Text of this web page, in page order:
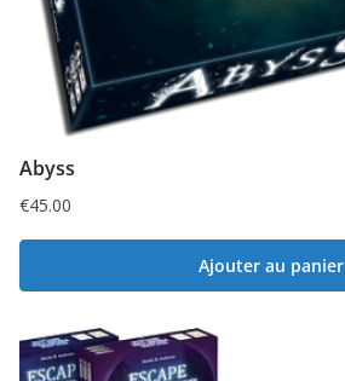
Abyss
€45.00
Ajouter au panier